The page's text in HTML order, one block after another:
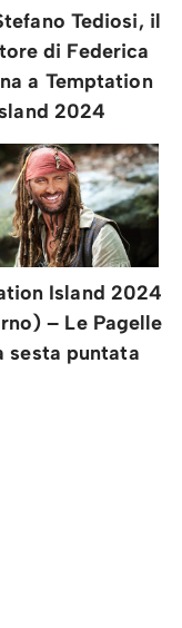
Tediosi, il
di Federica
a Temptation
2024
Island 2024
– Le Pagelle
sesta puntata